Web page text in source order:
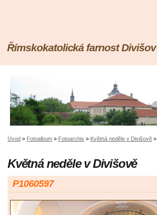
Římskokatolická farnost Divišov
Úvod » Fotoalbum » Fotoarchiv » Květná neděle v Divišově »
Květná neděle v Divišově
P1060597